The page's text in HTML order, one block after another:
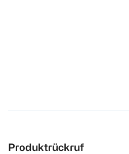
Produktrückruf